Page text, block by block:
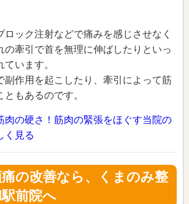
ロック注射などで痛みを感じさせなく
の牽引で首を無理に伸ばしたりといっ
います。
副作用を起こしたり、牽引によって筋
もあるのです。
の硬さ！筋肉の緊張をほぐす当院の
く見る
の改善なら、くまのみ整
前院へ